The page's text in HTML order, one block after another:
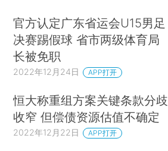
官方认定广东省运会U15男足
决赛踢假球 省市两级体育局
长被免职
2022年12月24日 APP打开
恒大称重组方案关键条款分歧
收窄 但偿债资源估值不确定
2022年12月22日 APP打开